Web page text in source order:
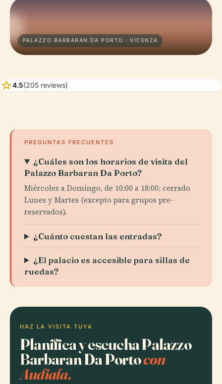
PALAZZO BARBARAN DA PORTO · VICENZA
star4.5(205 reviews)
PREGUNTAS FRECUENTES
¿Cuáles son los horarios de visita del
Palazzo Barbaran Da Porto?
Miércoles a Domingo, de 10:00 a 18:00; cerrado
Lunes y Martes (excepto para grupos pre-
reservados).
¿Cuánto cuestan las entradas?
¿El palacio es accesible para sillas de
ruedas?
HAZ LA VISITA TUYA
Planifica y escucha Palazzo
Barbaran Da Portocon
Audiala.